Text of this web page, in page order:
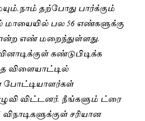
தற்போது பார்க்கும்
மாயையில் பல 56 எண்களுக்கு
எண் மறைந்துள்ளது.
கண்டுபிடிக்க
விளையாட்டில்
போட்டியாளர்கள்
விட்டனர். நீங்களும் ட்ரை
சரியான